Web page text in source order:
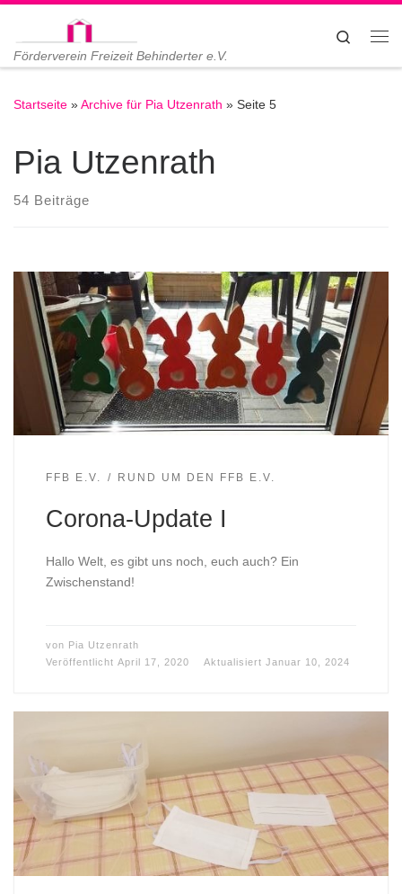
Zum Inhalt springen
Förderverein Freizeit Behinderter e.V.
Search
Startseite »Archive für Pia Utzenrath » Seite 5
Pia Utzenrath
54 Beiträge
FFB E.V. RUND UM DEN FFB E.V.
Corona-Update I
Hallo Welt, es gibt uns noch, euch auch? Ein
Zwischenstand!
von Pia Utzenrath
Veröffentlicht April 17, 2020 Aktualisiert Januar 10, 2024